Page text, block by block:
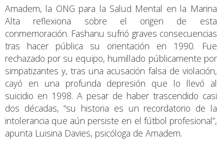
Amadem, la ONG para la Salud Mental en la Marina
Alta reflexiona sobre el origen de esta
conmemoración. Fashanu sufrió graves consecuencias
tras hacer pública su orientación en 1990. Fue
rechazado por su equipo, humillado públicamente por
simpatizantes y, tras una acusación falsa de violación,
cayó en una profunda depresión que lo llevó al
suicidio en 1998. A pesar de haber trascendido casi
dos décadas, “su historia es un recordatorio de la
intolerancia que aún persiste en el fútbol profesional”,
apunta Luisina Davies, psicóloga de Amadem.